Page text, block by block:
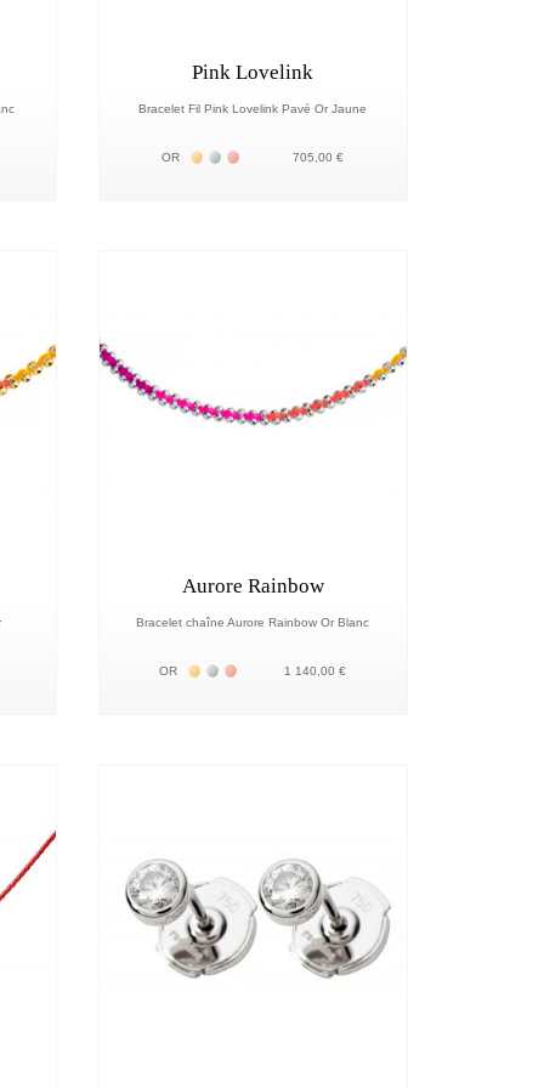
Pink Lovelink
Bracelet Fil Pink Lovelink Pavé Or Jaune
OR Жёлтое золото 18К
Белое золото 18К
Розовое золото 18К
705,00 €
Aurore Rainbow
Bracelet chaîne Aurore Rainbow Or Blanc
OR Жёлтое золото 18К
Белое золото 18К
Розовое золото 18К
1 140,00 €